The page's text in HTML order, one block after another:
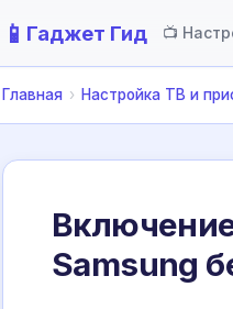
📱 Гаджет Гид 📺
Главная › Настройка ТВ и
Samsung